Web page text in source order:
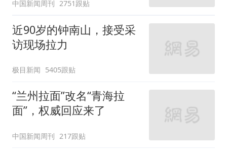
中国新闻周刊 2751跟贴
近90岁的钟南山，接受采
访现场拉力
极目新闻 5405跟贴
“兰州拉面”改名“青海拉
面”，权威回应来了
中国新闻周刊 217跟贴